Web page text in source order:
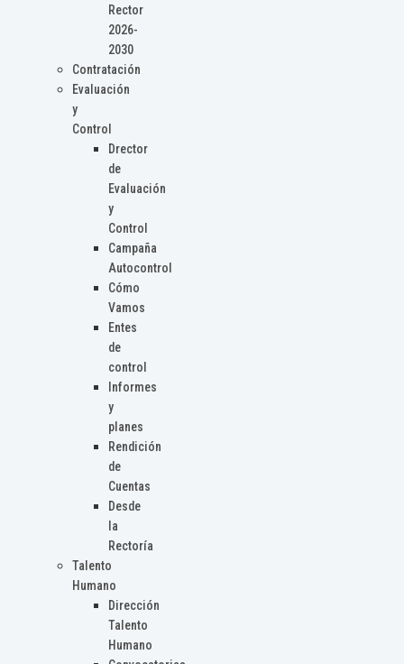
Rector
2026-
2030
Contratación
Evaluación
y
Control
Drector
de
Evaluación
y
Control
Campaña
Autocontrol
Cómo
Vamos
Entes
de
control
Informes
y
planes
Rendición
de
Cuentas
Desde
la
Rectoría
Talento
Humano
Dirección
Talento
Humano